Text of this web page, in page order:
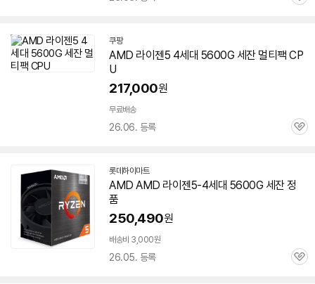
쿠팡
AMD 라이젠5 4세대 5600G 세잔멀티팩 CP
U
217,000원
무료배송
26.06. 등록
관
롯데하이마트
AMD AMD 라이젠5-4세대 5600G 세잔정
품
250,490원
배송비 3,000원
26.05. 등록
관